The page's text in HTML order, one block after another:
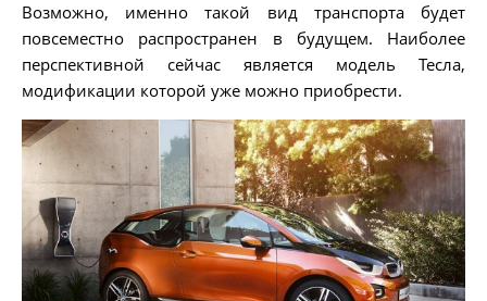
Возможно, именно такой вид транспорта будет
повсеместно распространен в будущем. Наиболее
перспективной сейчас является модель Тесла,
модификации которой уже можно приобрести.